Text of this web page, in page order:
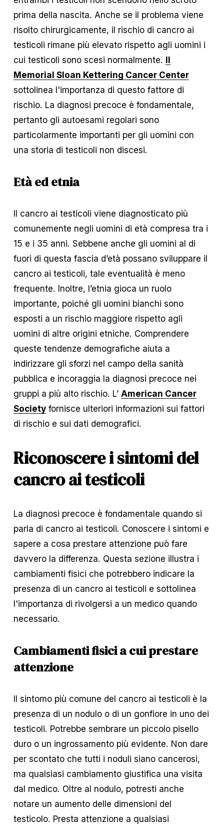
prima della nascita. Anche se il problema viene
risolto chirurgicamente, il rischio di cancro ai
testicoli rimane più elevato rispetto agli uomini i
cui testicoli sono scesi normalmente. Il
Memorial Sloan Kettering Cancer Center
sottolinea l'importanza di questo fattore di
rischio. La diagnosi precoce è fondamentale,
pertanto gli autoesami regolari sono
particolarmente importanti per gli uomini con
una storia di testicoli non discesi.
Età ed etnia
Il cancro ai testicoli viene diagnosticato più
comunemente negli uomini di età compresa tra i
15 e i 35 anni. Sebbene anche gli uomini al di
fuori di questa fascia d’età possano sviluppare il
cancro ai testicoli, tale eventualità è meno
frequente. Inoltre, l’etnia gioca un ruolo
importante, poiché gli uomini bianchi sono
esposti a un rischio maggiore rispetto agli
uomini di altre origini etniche. Comprendere
queste tendenze demografiche aiuta a
indirizzare gli sforzi nel campo della sanità
pubblica e incoraggia la diagnosi precoce nei
gruppi a più alto rischio. L’ American Cancer
Society fornisce ulteriori informazioni sui fattori
di rischio e sui dati demografici.
Riconoscere i sintomi del
cancro ai testicoli
La diagnosi precoce è fondamentale quando si
parla di cancro ai testicoli. Conoscere i sintomi e
sapere a cosa prestare attenzione può fare
davvero la differenza. Questa sezione illustra i
cambiamenti fisici che potrebbero indicare la
presenza di un cancro ai testicoli e sottolinea
l'importanza di rivolgersi a un medico quando
necessario.
Cambiamenti fisici a cui prestare
attenzione
Il sintomo più comune del cancro ai testicoli è la
presenza di un nodulo o di un gonfiore in uno dei
testicoli. Potrebbe sembrare un piccolo pisello
duro o un ingrossamento più evidente. Non dare
per scontato che tutti i noduli siano cancerosi,
ma qualsiasi cambiamento giustifica una visita
dal medico. Oltre al nodulo, potresti anche
notare un aumento delle dimensioni del
testicolo. Presta attenzione a qualsiasi